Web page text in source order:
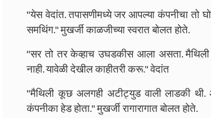
''येस वेदांत. तपासणीमध्ये जर आपल्या कंपनीचा
समथिंग.'' मुखर्जी काळजीच्या स्वरात बोलत होते.
''सर तो तर केव्हाच उघडकीस आला असता.
नाही. यावेळी देखील काहीतरी करू.'' वेदांत
''मैथिली कूछ अलगही अटीट्युड वाली लाडकी
कंपनीका हेड होता.'' मुखर्जी रागारागात बोलत होते.